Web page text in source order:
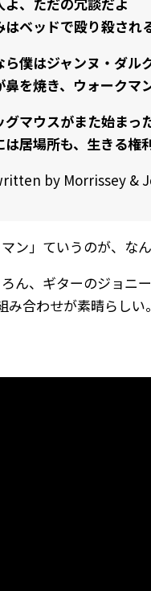
はベッドで殴り殺され
ら僕はジャンヌ・ダル
鼻を焼き、ウォークマ
グマウスがまた始まっ
は居場所も、生きる権
by Morrissey &
マン」ていうのが、な
ん、ギターのジョニー
み合わせが素晴らしい